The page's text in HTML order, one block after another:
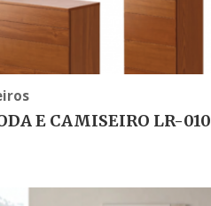
E CAMISEIRO LR-010